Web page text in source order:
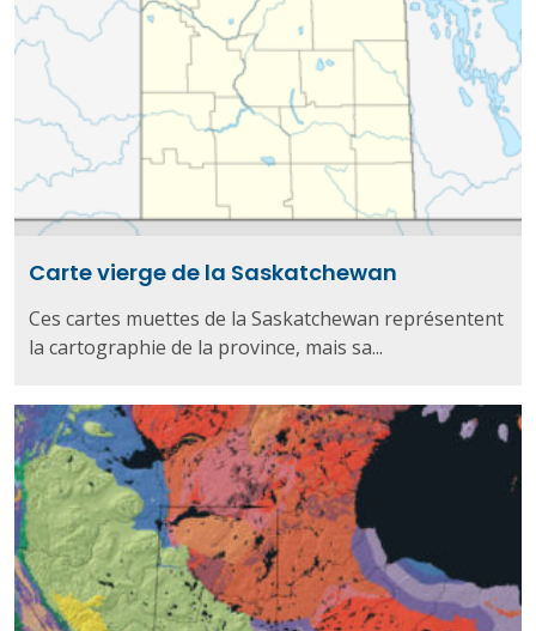
Carte vierge de la Saskatchewan
Ces cartes muettes de la Saskatchewan représentent
la cartographie de la province, mais sa...